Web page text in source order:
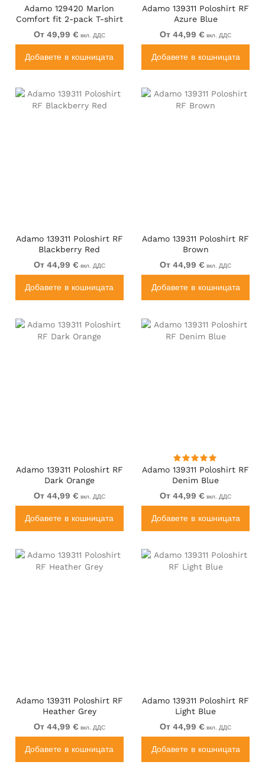
Adamo 129420 Marlon
Comfort fit 2-pack T-shirt
Olive Green
От 49,99 € вкл. ДДС
Добавете в кошницата
Adamo 139311 Poloshirt RF
Azure Blue
От 44,99 € вкл. ДДС
Добавете в кошницата
Adamo 139311 Poloshirt RF
Blackberry Red
От 44,99 € вкл. ДДС
Добавете в кошницата
Adamo 139311 Poloshirt RF
Brown
От 44,99 € вкл. ДДС
Добавете в кошницата
Adamo 139311 Poloshirt RF
Dark Orange
От 44,99 € вкл. ДДС
Добавете в кошницата
Adamo 139311 Poloshirt RF
Denim Blue
От 44,99 € вкл. ДДС
Добавете в кошницата
Adamo 139311 Poloshirt RF
Heather Grey
От 44,99 € вкл. ДДС
Добавете в кошницата
Adamo 139311 Poloshirt RF
Light Blue
От 44,99 € вкл. ДДС
Добавете в кошницата